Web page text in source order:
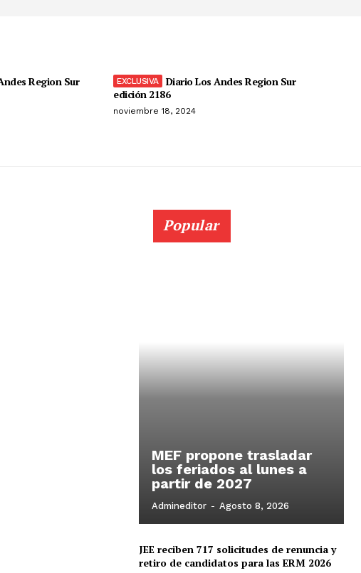
Region Sur
Diario Los Andes Region Sur
edición 2186
noviembre 18, 2024
Popular
MEF propone trasladar
los feriados al lunes a
partir de 2027
Admineditor - Agosto 8, 2026
JEE reciben 717 solicitudes de renuncia y
retiro de candidatos para las ERM 2026